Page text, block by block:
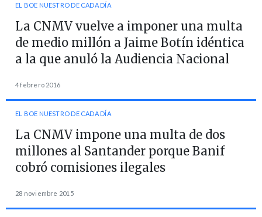
EL BOE NUESTRO DE CADA DÍA
La CNMV vuelve a imponer una multa
de medio millón a Jaime Botín idéntica
a la que anuló la Audiencia Nacional
4 febrero 2016
EL BOE NUESTRO DE CADA DÍA
La CNMV impone una multa de dos
millones al Santander porque Banif
cobró comisiones ilegales
28 noviembre 2015